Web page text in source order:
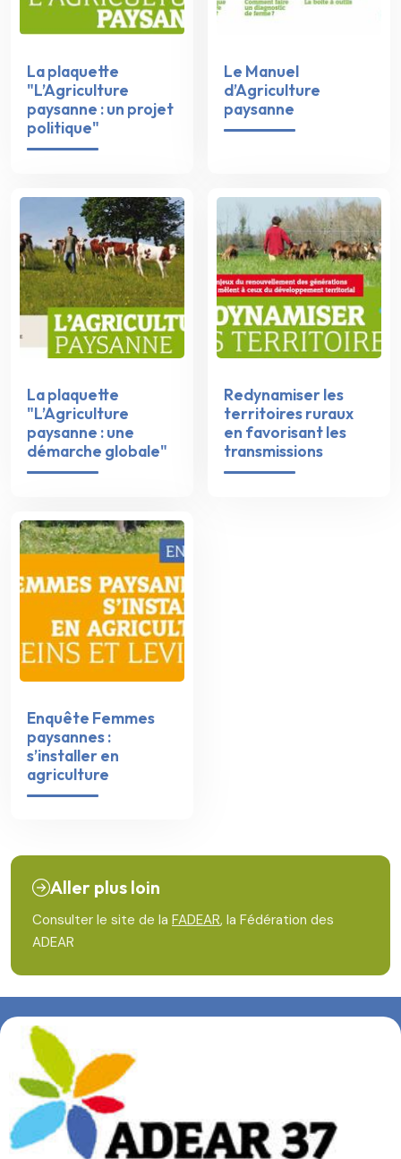
La plaquette
"L’Agriculture
paysanne : un projet
politique"
Le Manuel
d’Agriculture
paysanne
La plaquette
"L’Agriculture
paysanne : une
démarche globale"
Redynamiser les
territoires ruraux
en favorisant les
transmissions
Enquête Femmes
paysannes :
s’installer en
agriculture
Aller plus loin
Consulter le site de la FADEAR, la Fédération des
ADEAR